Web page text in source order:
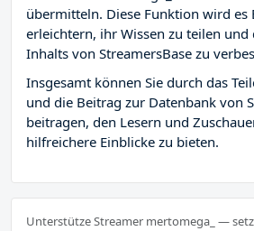
übermitteln. Diese Funktion wird es
erleichtern, ihr Wissen zu teilen und
Inhalts von StreamersBase zu
Insgesamt können Sie durch das
und die Beitrag zur Datenbank von
beitragen, den Lesern und
hilfreichere Einblicke zu bieten.
Unterstütze Streamer mertomega_ —